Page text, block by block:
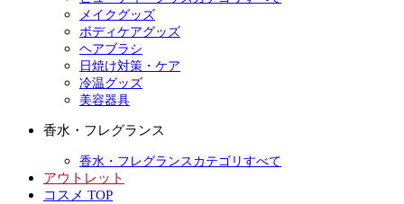
メイクグッズ
ボディケアグッズ
ヘアブラシ
日焼け対策・ケア
冷温グッズ
美容器具
香水・フレグランス
香水・フレグランスカテゴリすべて
アウトレット
コスメ TOP